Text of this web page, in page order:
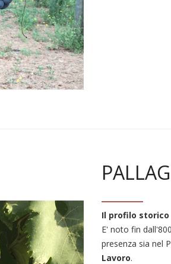
Il profilo storico
E' noto fin
presenza sia nel
Lavoro.